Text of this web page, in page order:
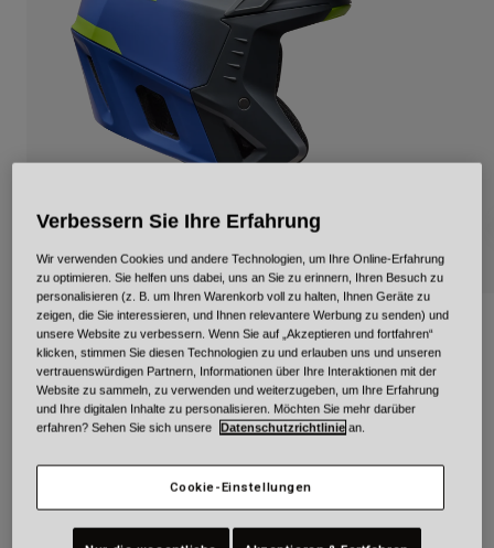
Adventure
Retro
Ersatzteile
Alle Artikel anzeigen
Urban
BMX
Ersatzteile
3Qtr-Air Mips Grid
Artikelnr.38236
229,99 €
Farben -
Verbessern Sie Ihre Erfahrung
Wir verwenden Cookies und andere Technologien, um Ihre Online-Erfahrung
zu optimieren. Sie helfen uns dabei, uns an Sie zu erinnern, Ihren Besuch zu
personalisieren (z. B. um Ihren Warenkorb voll zu halten, Ihnen Geräte zu
zeigen, die Sie interessieren, und Ihnen relevantere Werbung zu senden) und
unsere Website zu verbessern. Wenn Sie auf „Akzeptieren und fortfahren“
klicken, stimmen Sie diesen Technologien zu und erlauben uns und unseren
vertrauenswürdigen Partnern, Informationen über Ihre Interaktionen mit der
Website zu sammeln, zu verwenden und weiterzugeben, um Ihre Erfahrung
und Ihre digitalen Inhalte zu personalisieren. Möchten Sie mehr darüber
erfahren? Sehen Sie sich unsere
Datenschutzrichtlinie an.
Cookie-Einstellungen